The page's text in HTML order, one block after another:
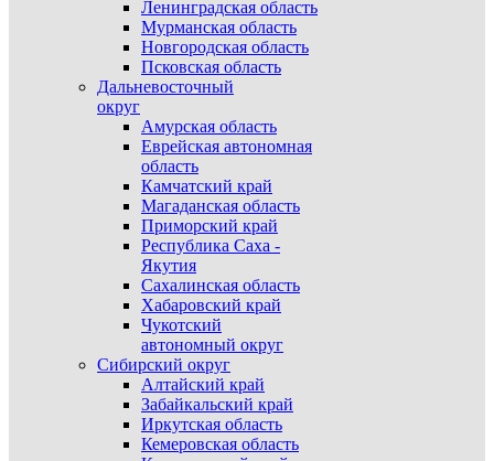
Ленинградская область
Мурманская область
Новгородская область
Псковская область
Дальневосточный
округ
Амурская область
Еврейская автономная
область
Камчатский край
Магаданская область
Приморский край
Республика Саха -
Якутия
Сахалинская область
Хабаровский край
Чукотский
автономный округ
Сибирский округ
Алтайский край
Забайкальский край
Иркутская область
Кемеровская область